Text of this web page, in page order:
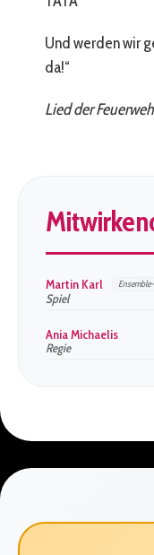
Und werden wir
da!“
Lied der
Martin Karl
Spiel
Ania Michaelis
Regie